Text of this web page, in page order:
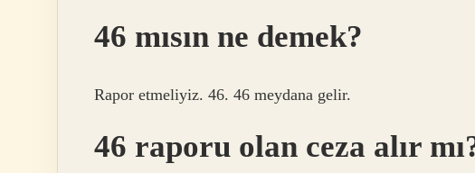
46 mısın ne demek?
Rapor etmeliyiz. 46. ​​46 meydana gelir.
46 raporu olan ceza alır